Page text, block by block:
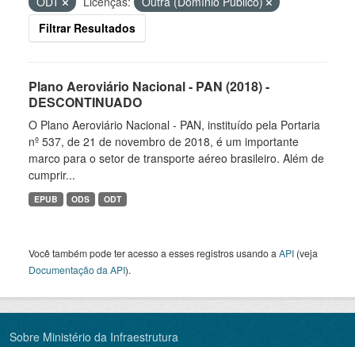
Filtrar Resultados
Plano Aeroviário Nacional - PAN (2018) -
DESCONTINUADO
O Plano Aeroviário Nacional - PAN, instituído pela Portaria
nº 537, de 21 de novembro de 2018, é um importante
marco para o setor de transporte aéreo brasileiro. Além de
cumprir...
EPUB ODS ODT
Você também pode ter acesso a esses registros usando a API (veja
Documentação da API).
Sobre Ministério da Infraestrutura